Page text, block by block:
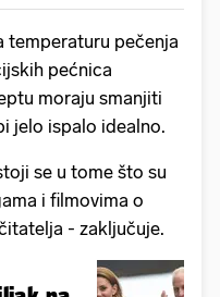
temperaturu pečenja
pećnica
moraju smanjiti
jelo ispalo idealno.
se u tome što su
i filmovima o
- zaključuje.